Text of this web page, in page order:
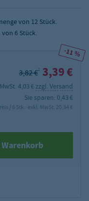
von 12 Stück.
6 Stück.
-11 %
3,82 €2 3,39 €
4,03 € zzgl. Versand
Sie sparen: 0,43 €
/ 6 Stk.: exkl. MwSt. 20,34 €